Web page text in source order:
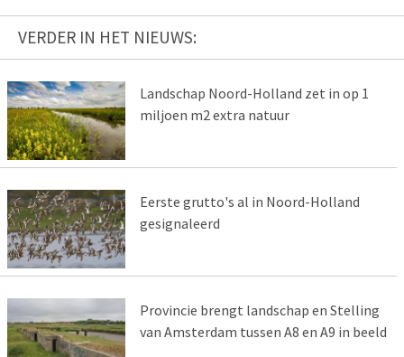
VERDER IN HET NIEUWS:
Landschap Noord-Holland zet in op 1
miljoen m2 extra natuur
Eerste grutto's al in Noord-Holland
gesignaleerd
Provincie brengt landschap en Stelling
van Amsterdam tussen A8 en A9 in beeld